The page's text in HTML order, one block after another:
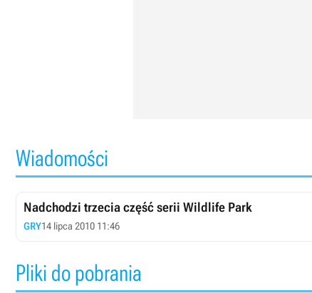
Wiadomości
Nadchodzi trzecia część serii Wildlife Park
GRY14 lipca 2010 11:46
Pliki do pobrania